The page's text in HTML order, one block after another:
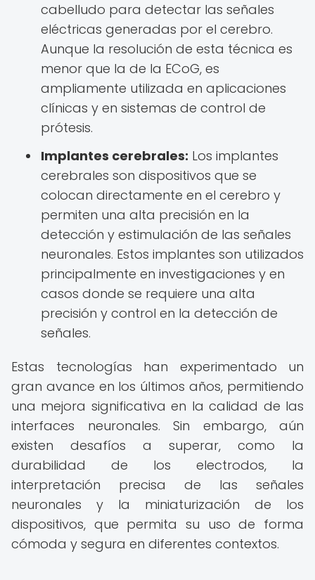
cabelludo para detectar las señales
eléctricas generadas por el cerebro.
Aunque la resolución de esta técnica es
menor que la de la ECoG, es
ampliamente utilizada en aplicaciones
clínicas y en sistemas de control de
prótesis.
Implantes cerebrales: Los implantes
cerebrales son dispositivos que se
colocan directamente en el cerebro y
permiten una alta precisión en la
detección y estimulación de las señales
neuronales. Estos implantes son utilizados
principalmente en investigaciones y en
casos donde se requiere una alta
precisión y control en la detección de
señales.
Estas tecnologías han experimentado un
gran avance en los últimos años, permitiendo
una mejora significativa en la calidad de las
interfaces neuronales. Sin embargo, aún
existen desafíos a superar, como la
durabilidad de los electrodos, la
interpretación precisa de las señales
neuronales y la miniaturización de los
dispositivos, que permita su uso de forma
cómoda y segura en diferentes contextos.